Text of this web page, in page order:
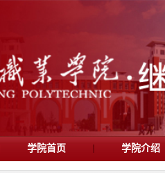
学院首页 学院介绍